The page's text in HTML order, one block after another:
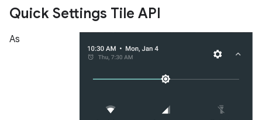
Quick Settings Tile API
As